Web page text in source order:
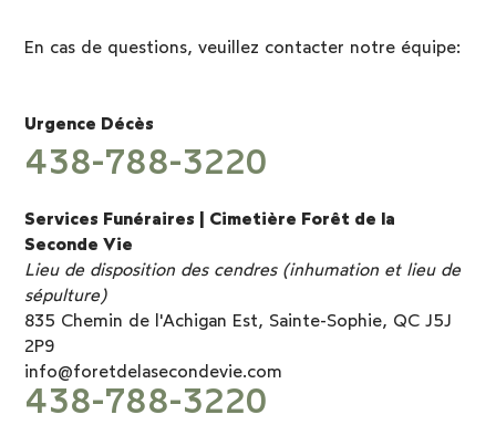
En cas de questions, veuillez contacter notre équipe:
Urgence Décès
438-788-3220
Services Funéraires | Cimetière Forêt de la
Seconde Vie
Lieu de disposition des cendres (inhumation et lieu de
sépulture)
835 Chemin de l'Achigan Est, Sainte-Sophie, QC J5J
2P9
info@foretdelasecondevie.com
438-788-3220